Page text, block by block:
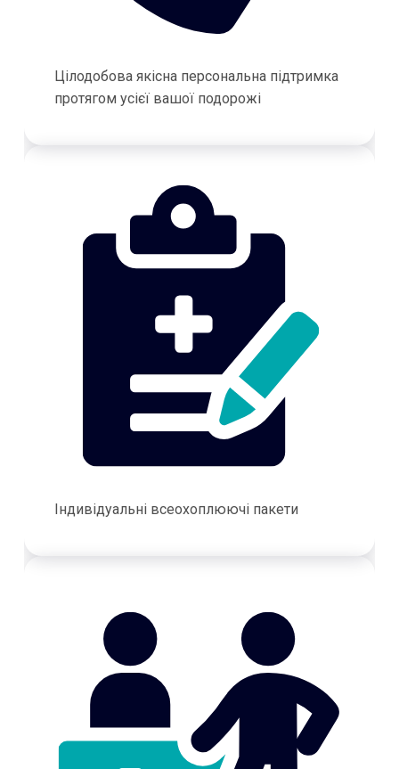
Цілодобова якісна персональна підтримка
протягом усієї вашої подорожі
Індивідуальні всеохоплюючі пакети